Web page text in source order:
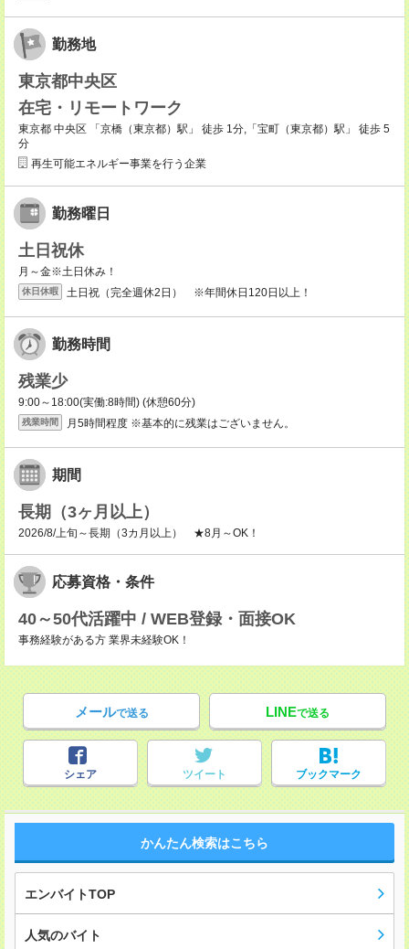
勤務地
東京都中央区
在宅・リモートワーク
東京都 中央区 「京橋（東京都）駅」 徒歩 1分,「宝町（東京都）駅」 徒歩 5
分
再生可能エネルギー事業を行う企業
勤務曜日
土日祝休
月～金※土日休み！
休日休暇 土日祝（完全週休2日） ※年間休日120日以上！
勤務時間
残業少
9:00～18:00(実働:8時間) (休憩60分)
残業時間 月5時間程度 ※基本的に残業はございません。
期間
長期（3ヶ月以上）
2026/8/上旬～長期（3カ月以上） ★8月～OK！
応募資格・条件
40～50代活躍中 / WEB登録・面接OK
事務経験がある方 業界未経験OK！
メールで送る LINEで送る
シェア ツイート ブックマーク
かんたん検索はこちら
エンバイトTOP
人気のバイト